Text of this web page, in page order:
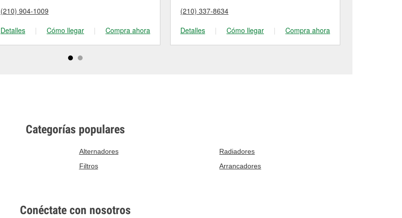
(210) 904-1009
Detalles
| Cómo llegar | Compra ahora
(210) 337-8634
Detalles
| Cómo llegar | Compra ahora
Categorías populares
Alternadores
Radiadores
Filtros Arrancadores
Conéctate con nosotros